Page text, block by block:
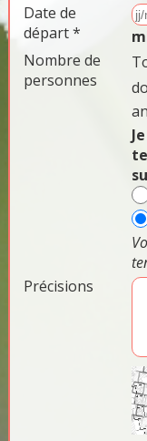
Date de
départ *
Nombre de
personnes
Précisions